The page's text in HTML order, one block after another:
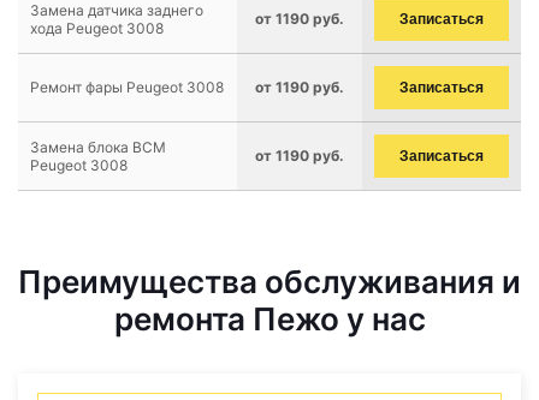
Замена датчика заднего
хода Peugeot 3008
от 1190 руб. Записаться
Ремонт фары Peugeot 3008 от 1190 руб. Записаться
Замена блока BCM
Peugeot 3008
от 1190 руб. Записаться
Преимущества обслуживания и
ремонта Пежо у нас